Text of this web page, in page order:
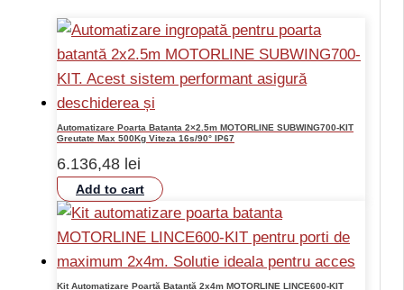
Automatizare Poarta Batanta 2×2.5m MOTORLINE SUBWING700-KIT
Greutate Max 500Kg Viteza 16s/90° IP67
6.136,48 lei
Add to cart
Kit Automatizare Poartă Batantă 2x4m MOTORLINE LINCE600-KIT